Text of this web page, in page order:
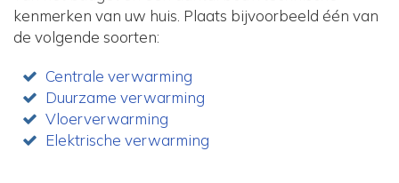
kenmerken van uw huis. Plaats bijvoorbeeld één van
de volgende soorten:
Centrale verwarming
Duurzame verwarming
Vloerverwarming
Elektrische verwarming